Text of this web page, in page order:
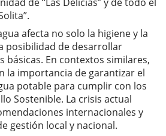
afecta no solo la higiene y la
posibilidad de desarrollar
básicas. En contextos similares,
la importancia de garantizar el
potable para cumplir con los
Sostenible. La crisis actual
internacionales y
gestión local y nacional.